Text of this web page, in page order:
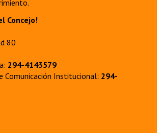
ORGÁNICA
Concejo!
80
294-4143579
Comunicación Institucional: 294-